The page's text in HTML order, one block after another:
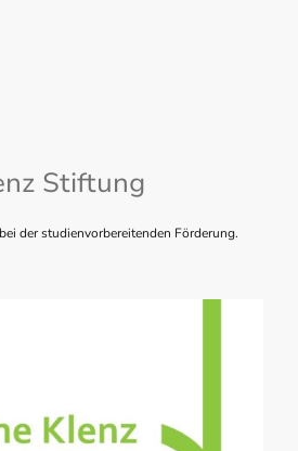
Stiftung
der studienvorbereitenden Förderung.